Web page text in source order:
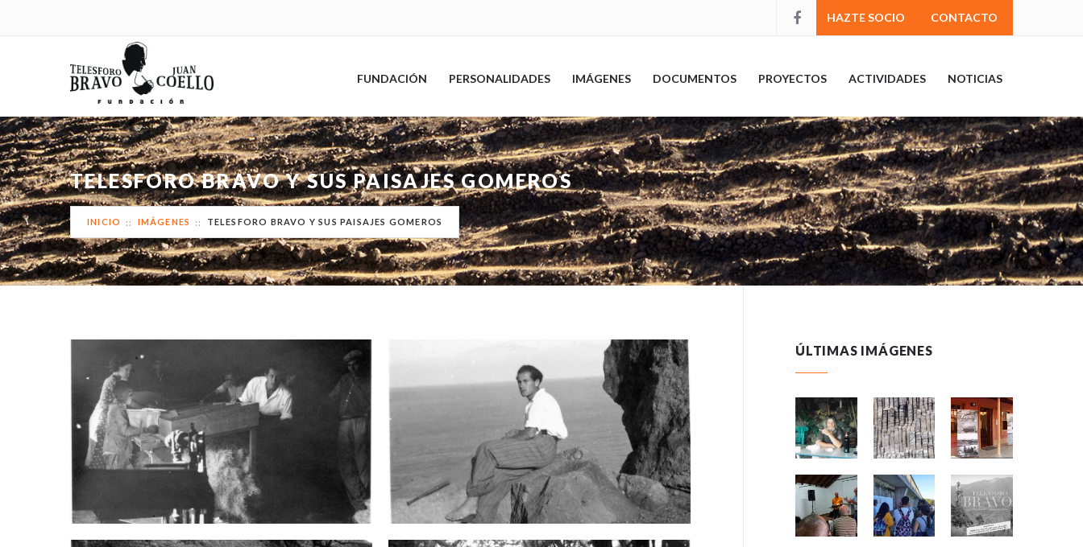
HAZTE SOCIO CONTACTO
FUNDACIÓN PERSONALIDADES IMÁGENES DOCUMENTOS PROYECTOS ACTIVIDADES NOTICIAS
TELESFORO BRAVO Y SUS PAISAJES GOMEROS
INICIO IMÁGENES TELESFORO BRAVO Y SUS PAISAJES GOMEROS
ÚLTIMAS IMÁGENES